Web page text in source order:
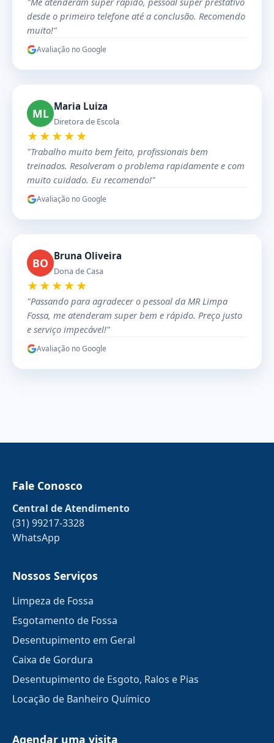
desde o primeiro telefone até a conclusão. Recomendo
muito!"
Avaliação no Google
ML Maria Luiza
Diretora de Escola
★★★★★
"Trabalho muito bem feito, profissionais bem
treinados. Resolveram o problema rapidamente e com
muito cuidado. Eu recomendo!"
Avaliação no Google
BO Bruna Oliveira
Dona de Casa
★★★★★
"Passando para agradecer o pessoal da MR Limpa
Fossa, me atenderam super bem e rápido. Preço justo
e serviço impecável!"
Avaliação no Google
Fale Conosco
Central de Atendimento
(31) 99217-3328
WhatsApp
Nossos Serviços
Limpeza de Fossa
Esgotamento de Fossa
Desentupimento em Geral
Caixa de Gordura
Desentupimento de Esgoto, Ralos e Pias
Locação de Banheiro Químico
Agendar uma visita